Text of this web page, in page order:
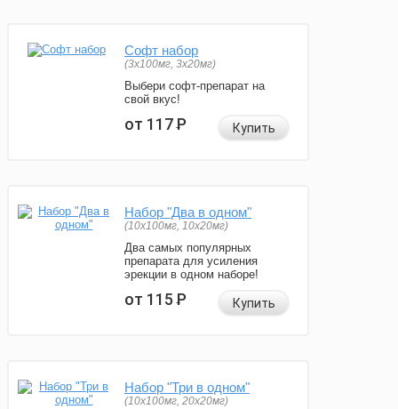
Софт набор
(3x100мг, 3x20мг)
Выбери софт-препарат на
свой вкус!
от 117Р Купить
Набор "Два в одном"
(10x100мг, 10x20мг)
Два самых популярных
препарата для усиления
эрекции в одном наборе!
от 115Р Купить
Набор "Три в одном"
(10x100мг, 20x20мг)